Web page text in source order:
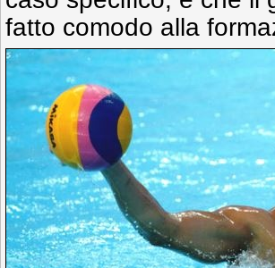
fatto comodo alla